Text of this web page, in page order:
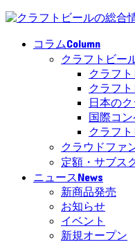
コラムColumn
クラフトビー
クラフ
クラフ
日本の
国際コ
クラフ
クラウドファ
定額・サブス
ニュースNews
新商品発売
お知らせ
イベント
新規オープン